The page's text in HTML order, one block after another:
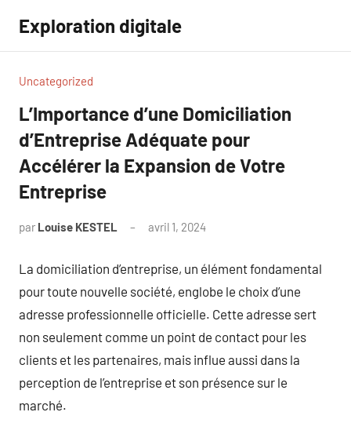
contenu
Exploration digitale
Uncategorized
L’Importance d’une Domiciliation
d’Entreprise Adéquate pour
Accélérer la Expansion de Votre
Entreprise
par Louise KESTEL avril 1, 2024
La domiciliation d’entreprise, un élément fondamental
pour toute nouvelle société, englobe le choix d’une
adresse professionnelle officielle. Cette adresse sert
non seulement comme un point de contact pour les
clients et les partenaires, mais influe aussi dans la
perception de l’entreprise et son présence sur le
marché.